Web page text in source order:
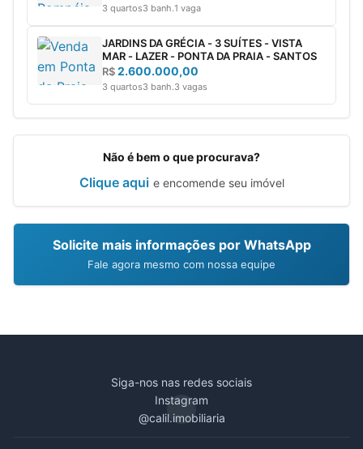
3 quartos3 banh.1 vaga
JARDINS DA GRÉCIA - 3 SUÍTES - VISTA
MAR - LAZER - PONTA DA PRAIA - SANTOS
R$2.600.000,00
3 quartos3 banh.3 vagas
Não é bem o que procurava?
Clique aqui e encomende seu imóvel
Solicite mais informações por WhatsApp
Fale agora mesmo com nossa equipe
Siga-nos nas redes sociais
Instagram
@calil.imobiliaria